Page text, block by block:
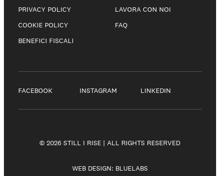
PRIVACY POLICY
COOKIE POLICY
BENEFICI FISCALI
LAVORA CON NOI
FAQ
FACEBOOK INSTAGRAM LINKEDIN
© 2026 STILL I RISE | ALL RIGHTS RESERVED
WEB DESIGN: BLUELABS